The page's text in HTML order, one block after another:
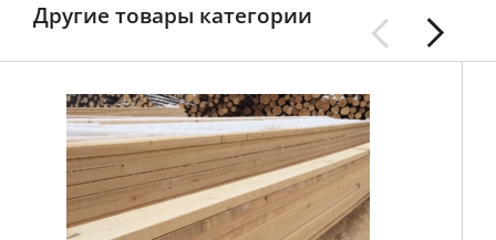
Другие товары категории